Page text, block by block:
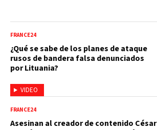
VIDEO
FRANCE24
¿Qué se sabe de los planes de ataque
rusos de bandera falsa denunciados
por Lituania?
FRANCE24
Asesinan al creador de contenido César